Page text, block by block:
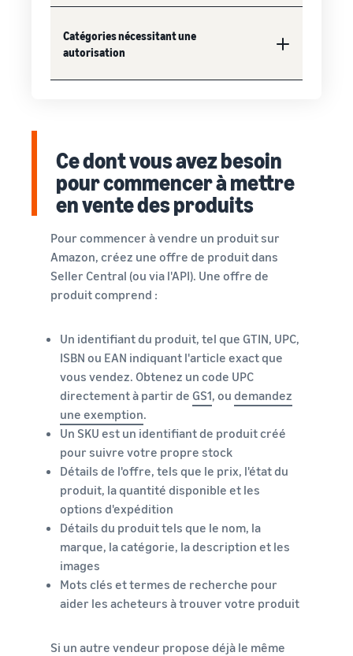
Catégories nécessitant une
autorisation
Ce dont vous avez besoin
pour commencer à mettre
en vente des produits
Pour commencer à vendre un produit sur
Amazon, créez une offre de produit dans
Seller Central (ou via l'API). Une offre de
produit comprend :
Un identifiant du produit, tel que GTIN, UPC,
ISBN ou EAN indiquant l'article exact que
vous vendez. Obtenez un code UPC
directement à partir de GS1, ou demandez
une exemption.
Un SKU est un identifiant de produit créé
pour suivre votre propre stock
Détails de l'offre, tels que le prix, l'état du
produit, la quantité disponible et les
options d'expédition
Détails du produit tels que le nom, la
marque, la catégorie, la description et les
images
Mots clés et termes de recherche pour
aider les acheteurs à trouver votre produit
Si un autre vendeur propose déjà le même